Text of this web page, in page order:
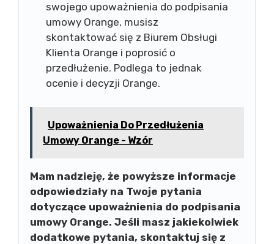
swojego upoważnienia do podpisania
umowy Orange, musisz
skontaktować się z Biurem Obsługi
Klienta Orange i poprosić o
przedłużenie. Podlega to jednak
ocenie i decyzji Orange.
Upoważnienia Do Przedłużenia
Umowy Orange - Wzór
Mam nadzieję, że powyższe informacje
odpowiedziały na Twoje pytania
dotyczące upoważnienia do podpisania
umowy Orange. Jeśli masz jakiekolwiek
dodatkowe pytania, skontaktuj się z